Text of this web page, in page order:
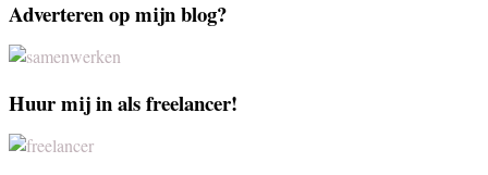
Adverteren op mijn blog?
Huur mij in als freelancer!